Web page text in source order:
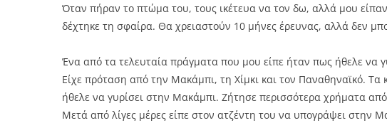
Όταν πήραν το πτώμα του, τους ικέτευα να τον δω, αλλά μου
δέχτηκε τη σφαίρα. Θα χρειαστούν 10 μήνες έρευνας, αλλά δεν
Ένα από τα τελευταία πράγματα που μου είπε ήταν πως ήθελε να
Είχε πρόταση από την Μακάμπι, τη Χίμκι και τον Παναθηναϊκό.
ήθελε να γυρίσει στην Μακάμπι. Ζήτησε περισσότερα χρήματα
Μετά από λίγες μέρες είπε στον ατζέντη του να υπογράψει στην